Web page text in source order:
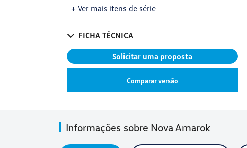
+ Ver mais itens de série
FICHA TÉCNICA
Solicitar uma proposta
Comparar versão
Informações sobre Nova Amarok